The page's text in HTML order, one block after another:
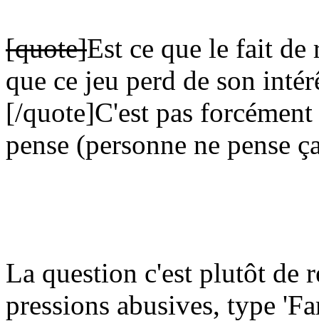
[quote]Est ce que le fait de
que ce jeu perd de son
[/quote]C'est pas
pense (personne ne pense
La question c'est plutôt de
pressions abusives, type